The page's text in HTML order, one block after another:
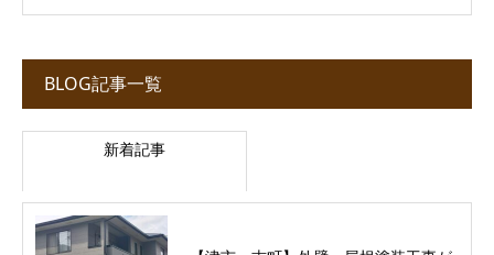
BLOG記事一覧
新着記事